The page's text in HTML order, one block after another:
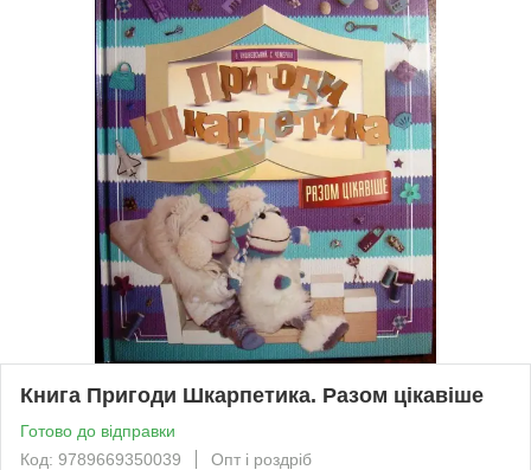
Книга Пригоди Шкарпетика. Разом цікавіше
Готово до відправки
Код: 9789669350039
Опт і роздріб